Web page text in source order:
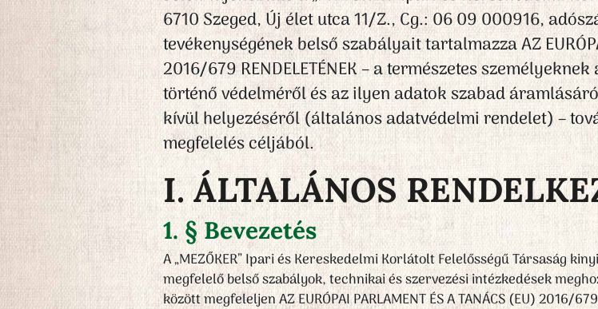
6710 Szeged, Új élet utca 11/Z., Cg.: 06 09 000916,
tevékenységének belső szabályait tartalmazza AZ
2016/679 RENDELETÉNEK – a természetes
történő védelméről és az ilyen adatok szabad
kívül helyezéséről (általános adatvédelmi rendelet) –
megfelelés céljából.
I. ÁLTALÁNOS
1. § Bevezetés
A „MEZŐKER” Ipari és Kereskedelmi Korlátolt Felelősségű Társaság
megfelelő belső szabályok, technikai és szervezési intézkedések
között megfeleljen AZ EURÓPAI PARLAMENT ÉS A TANÁCS (EU) 2016/